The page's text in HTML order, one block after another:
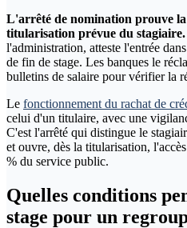
L'arrêté de nomination prouve
titularisation prévue du stagiaire.
l'administration, atteste l'entrée
de fin de stage. Les banques le
bulletins de salaire pour vérifier la
Le fonctionnement du rachat de
celui d'un titulaire, avec une
C'est l'arrêté qui distingue le
et ouvre, dès la titularisation,
% du service public.
Quelles conditions
stage pour un